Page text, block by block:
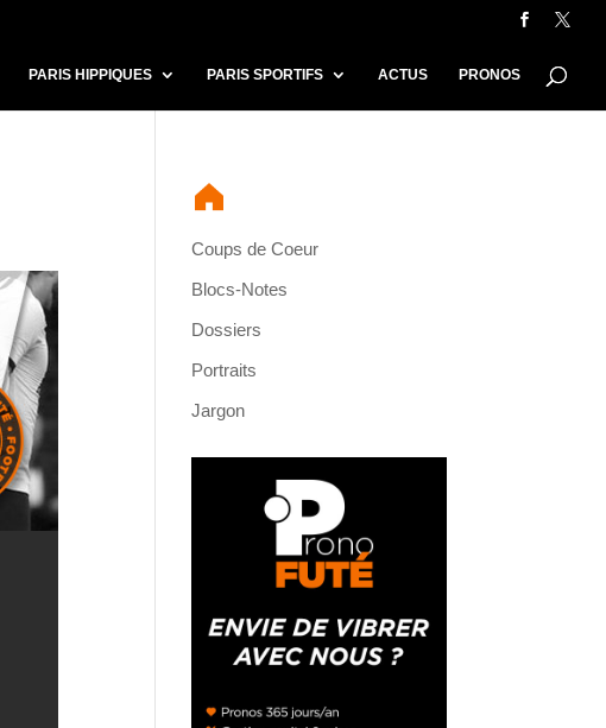
 
PARIS HIPPIQUES PARIS SPORTIFS ACTUS PRONOS
Coups de Coeur
Blocs-Notes
Dossiers
Portraits
Jargon